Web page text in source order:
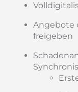
Angebote
freigeben